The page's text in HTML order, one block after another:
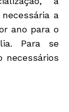
a
ano para o
Para se
necessários